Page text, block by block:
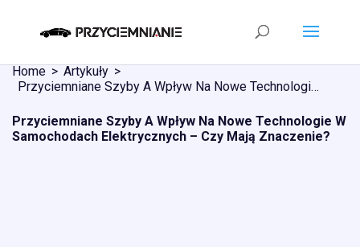
Home
Artykuły
Przyciemniane Szyby A Wpływ Na Nowe Technologie W Samochodach Elektrycznych – Czy Mają Znaczenie?
Przyciemniane Szyby A Wpływ Na Nowe Technologie W
Samochodach Elektrycznych – Czy Mają Znaczenie?